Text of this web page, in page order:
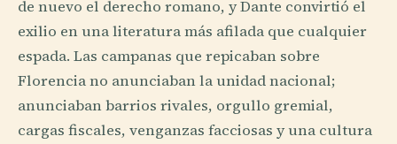
de nuevo el derecho romano, y Dante convirtió el
exilio en una literatura más afilada que cualquier
espada. Las campanas que repicaban sobre
Florencia no anunciaban la unidad nacional;
anunciaban barrios rivales, orgullo gremial,
cargas fiscales, venganzas facciosas y una cultura